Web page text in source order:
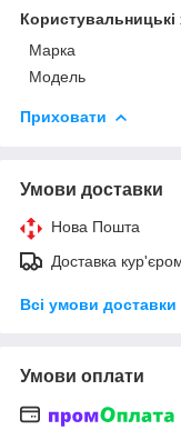
Користувальницькі
Марка
Модель
Приховати
Умови доставки
Нова Пошта
Доставка
Всі умови доставки
Умови оплати